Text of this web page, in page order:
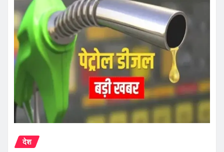
देश